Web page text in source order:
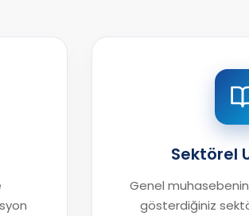
Sektörel
Genel
gösterdiğiniz